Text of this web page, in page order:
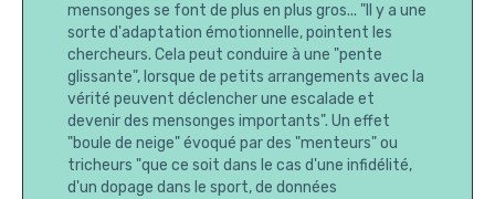
mensonges se font de plus en plus gros... "Il y a une
sorte d'adaptation émotionnelle, pointent les
chercheurs. Cela peut conduire à une "pente
glissante", lorsque de petits arrangements avec la
vérité peuvent déclencher une escalade et
devenir des mensonges importants". Un effet
"boule de neige" évoqué par des "menteurs" ou
tricheurs "que ce soit dans le cas d'une infidélité,
d'un dopage dans le sport, de données